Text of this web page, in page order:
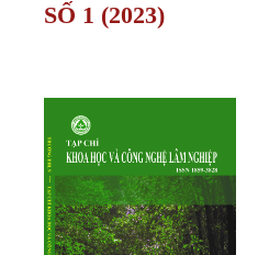
SỐ 1 (2023)